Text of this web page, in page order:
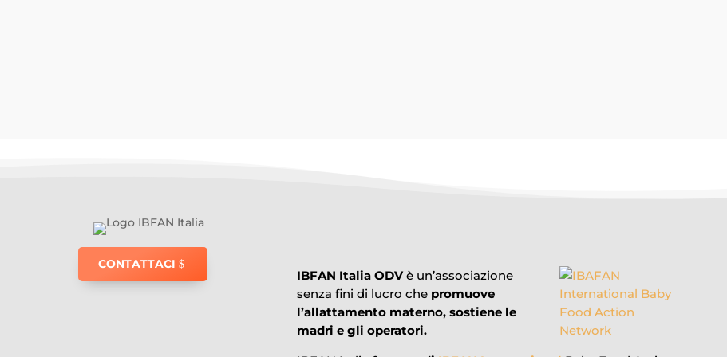
CONTATTACI
IBFAN Italia ODVè un’associazione
senza fini di lucro che promuove
l’allattamento materno, sostiene le
madri e gli operatori.